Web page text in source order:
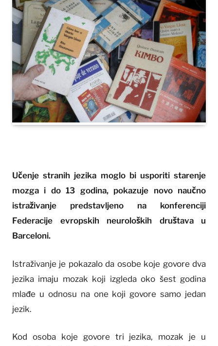
Učenje stranih jezika moglo bi usporiti starenje
mozga i do 13 godina, pokazuje novo naučno
istraživanje predstavljeno na konferenciji
Federacije evropskih neuroloških društava u
Barceloni.
Istraživanje je pokazalo da osobe koje govore dva
jezika imaju mozak koji izgleda oko šest godina
mlađe u odnosu na one koji govore samo jedan
jezik.
Kod osoba koje govore tri jezika, mozak je u